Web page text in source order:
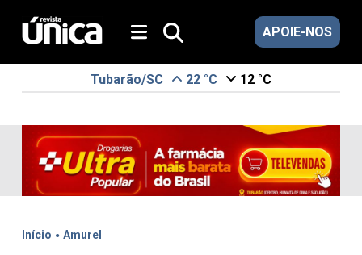
APOIE-NOS
Tubarão/SC 22 °C 12 °C
Início . Amurel